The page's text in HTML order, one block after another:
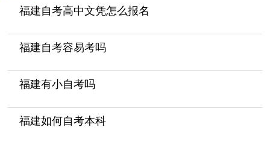
福建自考高中文凭怎么报名
福建自考容易考吗
福建有小自考吗
福建如何自考本科